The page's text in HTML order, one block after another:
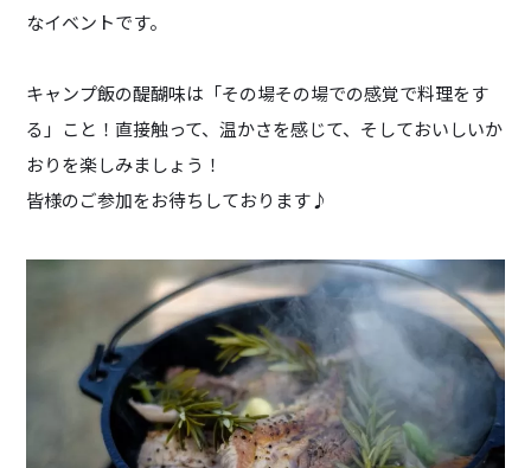
なイベントです。
キャンプ飯の醍醐味は「その場その場での感覚で料理をす
る」こと！直接触って、温かさを感じて、そしておいしいか
おりを楽しみましょう！
皆様のご参加をお待ちしております♪